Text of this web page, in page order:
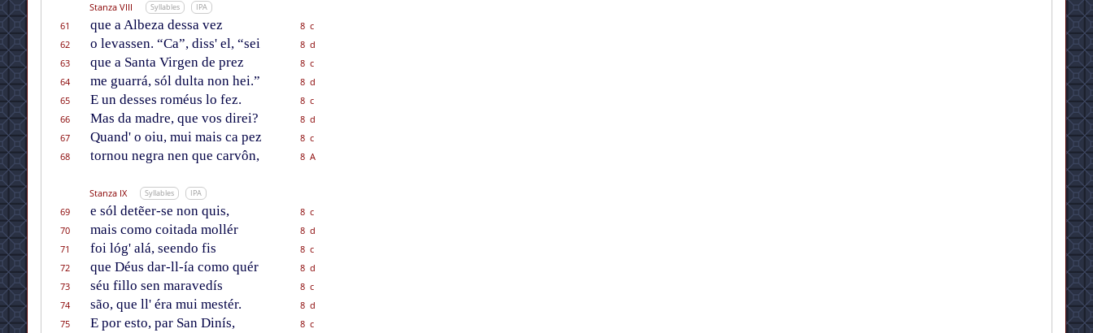
Stanza VIII Syllables IPA
61 que a Albeza dessa vez
8 c
62
o levassen. “Ca”, diss' el, “sei
8 d
63
que a Santa Virgen de prez
8 c
64
me guarrá, sól dulta non hei.”
8 d
65
E un desses roméus lo fez.
8 c
66
Mas da madre, que vos direi?
8 d
67
Quand' o oiu, mui mais ca pez
8 c
68
tornou negra nen que carvôn, 8 A
Stanza IX Syllables IPA
69 e sól detẽer-se non quis,
8 c
70
mais como coitada mollér
8 d
71
foi lóg' alá, seendo fis
8 c
72
que Déus dar-ll-ía como quér
8 d
73
séu fillo sen maravedís
8 c
74
são, que ll' éra mui mestér.
8 d
75
E por esto, par San Dinís,
8 c